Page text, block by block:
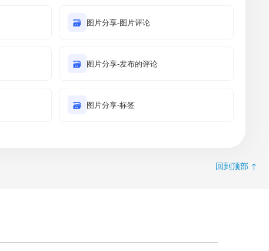
🗃 图片分享-图片评论
🗃 图片分享-发布的评论
🗃 图片分享-标签
回到顶部 ↑